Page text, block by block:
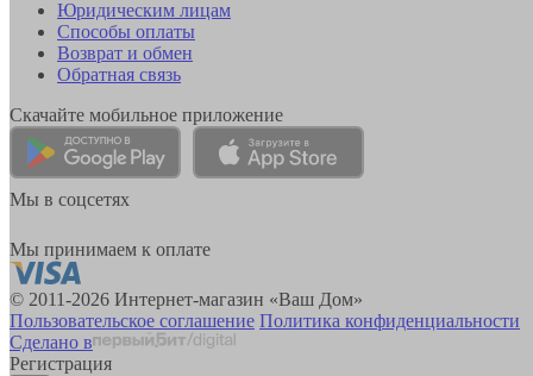
Юридическим лицам
Способы оплаты
Возврат и обмен
Обратная связь
Скачайте мобильное приложение
Мы в соцсетях
Мы принимаем к оплате
© 2011-2026 Интернет-магазин «Ваш Дом»
Пользовательское соглашение Политика конфиденциальности
Сделано в
Регистрация